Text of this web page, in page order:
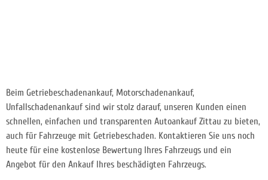
Beim Getriebeschadenankauf, Motorschadenankauf,
Unfallschadenankauf sind wir stolz darauf, unseren Kunden einen
schnellen, einfachen und transparenten Autoankauf Zittau zu bieten,
auch für Fahrzeuge mit Getriebeschaden. Kontaktieren Sie uns noch
heute für eine kostenlose Bewertung Ihres Fahrzeugs und ein
Angebot für den Ankauf Ihres beschädigten Fahrzeugs.